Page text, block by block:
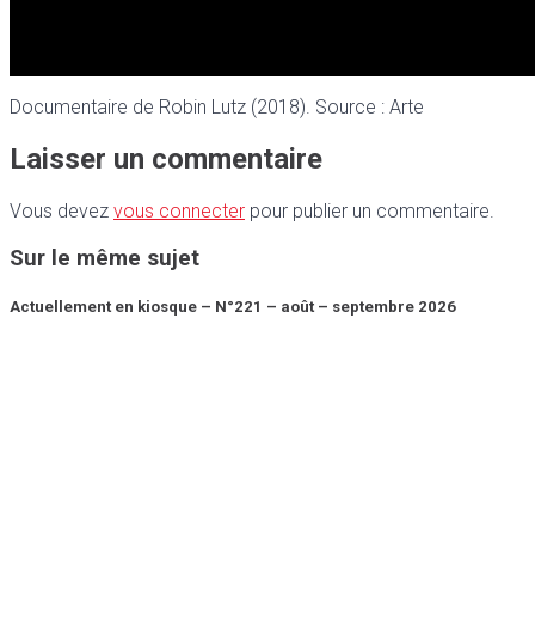
Documentaire de Robin Lutz (2018). Source : Arte
Laisser un commentaire
Vous devez vous connecter pour publier un commentaire.
Sur le même sujet
Actuellement en kiosque – N°221 – août – septembre 2026